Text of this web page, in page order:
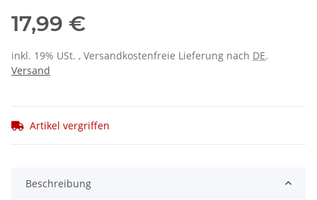
17,99 €
inkl. 19% USt. , Versandkostenfreie Lieferung nach DE.
Versand
Artikel vergriffen
Beschreibung